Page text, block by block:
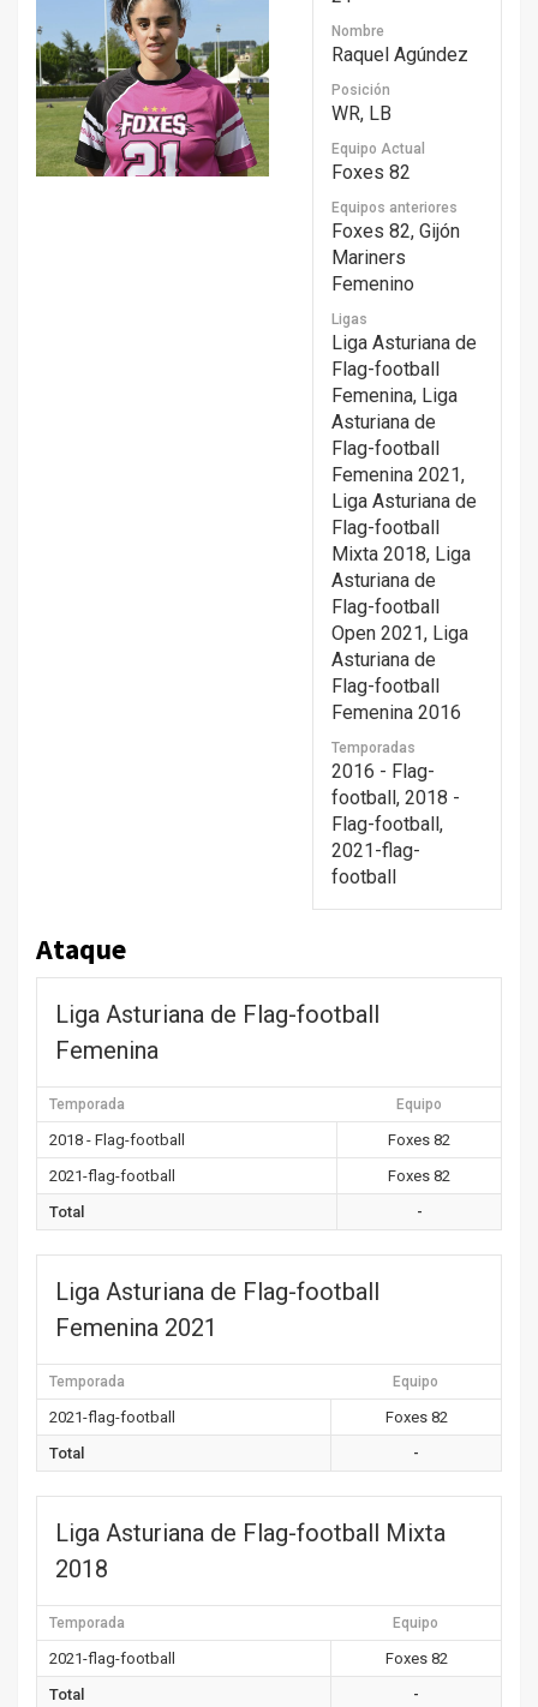
Nombre
Raquel Agúndez
Posición
WR, LB
Equipo Actual
Foxes 82
Equipos anteriores
Foxes 82, Gijón
Mariners
Femenino
Ligas
Liga Asturiana de
Flag-football
Femenina, Liga
Asturiana de
Flag-football
Femenina 2021,
Liga Asturiana de
Flag-football
Mixta 2018, Liga
Asturiana de
Flag-football
Open 2021, Liga
Asturiana de
Flag-football
Femenina 2016
Temporadas
2016 - Flag-
football, 2018 -
Flag-football,
2021-flag-
football
Ataque
Liga Asturiana de Flag-football
Femenina
Temporada Equipo
2018 - Flag-football
Foxes 82
2021-flag-football
Foxes 82
Total
-
Liga Asturiana de Flag-football
Femenina 2021
Temporada Equipo
2021-flag-football
Foxes 82
Total
-
Liga Asturiana de Flag-football Mixta
2018
Temporada Equipo
2021-flag-football
Foxes 82
Total
-